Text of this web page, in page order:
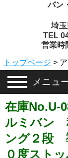
バン
埼
TEL
営業時
トップページ >
メニュ
在庫
ルミバン
ング２段
０度スト